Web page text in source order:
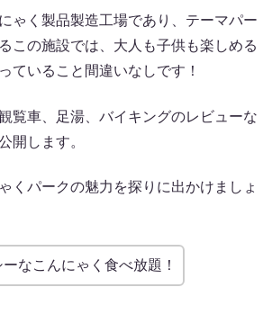
ゃく製品製造工場であり、テーマパー
この施設では、大人も子供も楽しめる
ていること間違いなしです！
覧車、足湯、バイキングのレビューな
開します。
くパークの魅力を探りに出かけましょ
なこんにゃく食べ放題！